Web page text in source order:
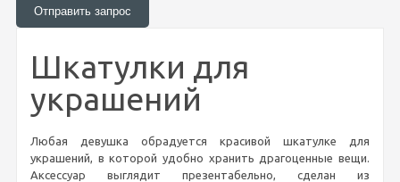
Шкатулки для
украшений
Любая девушка обрадуется красивой шкатулке для
украшений, в которой удобно хранить драгоценные вещи.
Аксессуар выглядит презентабельно, сделан из